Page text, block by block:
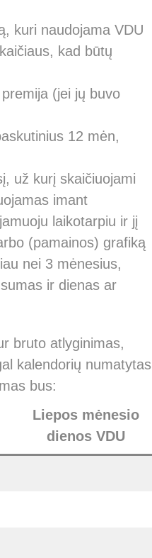
kuri naudojama VDU
kad būtų
(jei jų buvo
12 mėn,
už kurį skaičiuojami
imant
laikotarpiu ir jį
(pamainos) grafiką
nei 3 mėnesius,
ir dienas ar
bruto atlyginimas,
kalendorių numatytas
bus:
Liepos mėnesio
dienos VDU